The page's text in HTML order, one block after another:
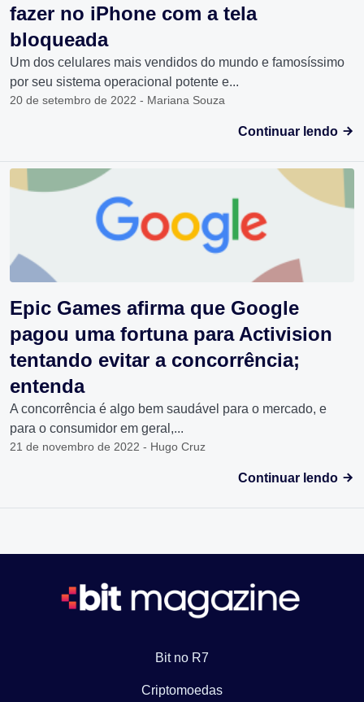
fazer no iPhone com a tela
bloqueada
Um dos celulares mais vendidos do mundo e famosíssimo
por seu sistema operacional potente e...
20 de setembro de 2022 - Mariana Souza
Continuar lendo
Epic Games afirma que Google
pagou uma fortuna para Activision
tentando evitar a concorrência;
entenda
A concorrência é algo bem saudável para o mercado, e
para o consumidor em geral,...
21 de novembro de 2022 - Hugo Cruz
Continuar lendo
Bit no R7
Criptomoedas